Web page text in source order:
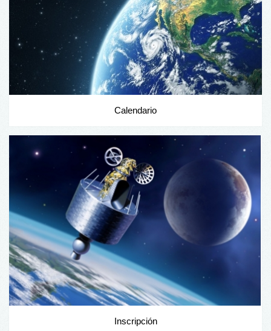
Calendario
Inscripción